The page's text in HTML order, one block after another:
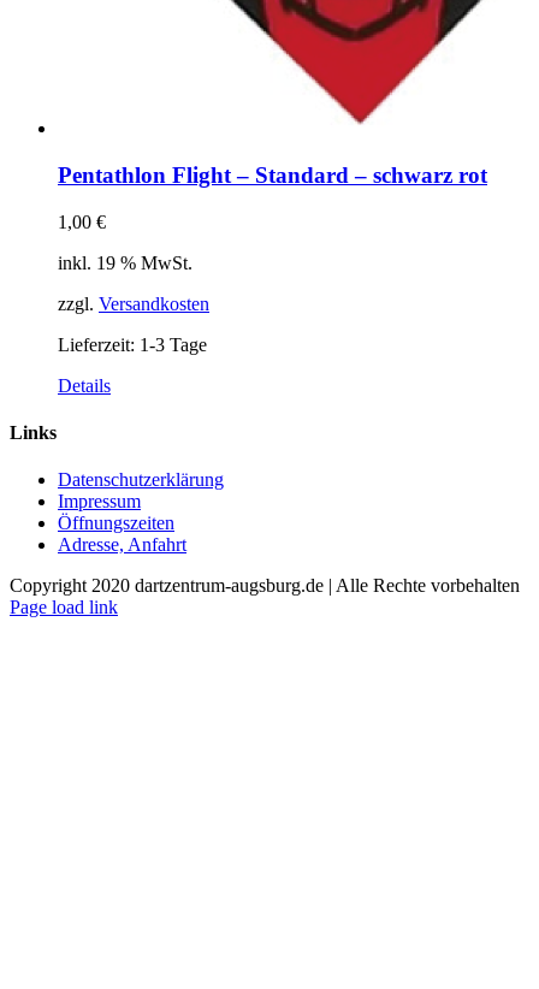
Pentathlon Flight – Standard – schwarz rot
1,00 €
inkl. 19 % MwSt.
zzgl. Versandkosten
Lieferzeit: 1-3 Tage
Details
Links
Datenschutzerklärung
Impressum
Öffnungszeiten
Adresse, Anfahrt
Copyright 2020 dartzentrum-augsburg.de | Alle Rechte vorbehalten
Facebook
Instagram
YouTube
Page load link